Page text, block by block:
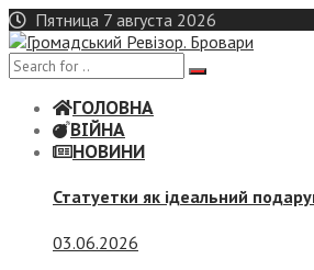
Skip
to
content
Пятница 7 августа 2026
ГОЛОВНА
ВІЙНА
НОВИНИ
Статуетки як ідеальний
03.06.2026